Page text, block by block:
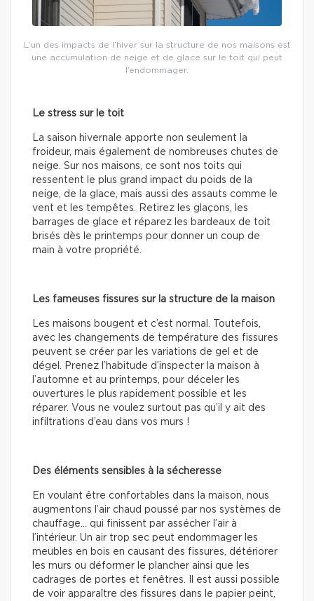
L’un des impacts de l’hiver sur la structure de nos maisons est
une accumulation de neige et de glace sur le toit qui peut
l’endommager.
Le stress sur le toit
La saison hivernale apporte non seulement la
froideur, mais également de nombreuses chutes de
neige. Sur nos maisons, ce sont nos toits qui
ressentent le plus grand impact du poids de la
neige, de la glace, mais aussi des assauts comme le
vent et les tempêtes. Retirez les glaçons, les
barrages de glace et réparez les bardeaux de toit
brisés dès le printemps pour donner un coup de
main à votre propriété.
Les fameuses fissures sur la structure de la maison
Les maisons bougent et c’est normal. Toutefois,
avec les changements de température des fissures
peuvent se créer par les variations de gel et de
dégel. Prenez l’habitude d’inspecter la maison à
l’automne et au printemps, pour déceler les
ouvertures le plus rapidement possible et les
réparer. Vous ne voulez surtout pas qu’il y ait des
infiltrations d’eau dans vos murs !
Des éléments sensibles à la sécheresse
En voulant être confortables dans la maison, nous
augmentons l’air chaud poussé par nos systèmes de
chauffage… qui finissent par assécher l’air à
l’intérieur. Un air trop sec peut endommager les
meubles en bois en causant des fissures, détériorer
les murs ou déformer le plancher ainsi que les
cadrages de portes et fenêtres. Il est aussi possible
de voir apparaître des fissures dans le papier peint,